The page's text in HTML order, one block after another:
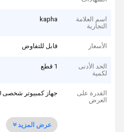
اسم العلامة
التجارية
kapha
الأسعار قابل للتفاوض
الحد الأدنى
لكمية
1 قطع
القدرة على
العرض
جهاز كمبيوتر شخصى 1000
عرض المزيد